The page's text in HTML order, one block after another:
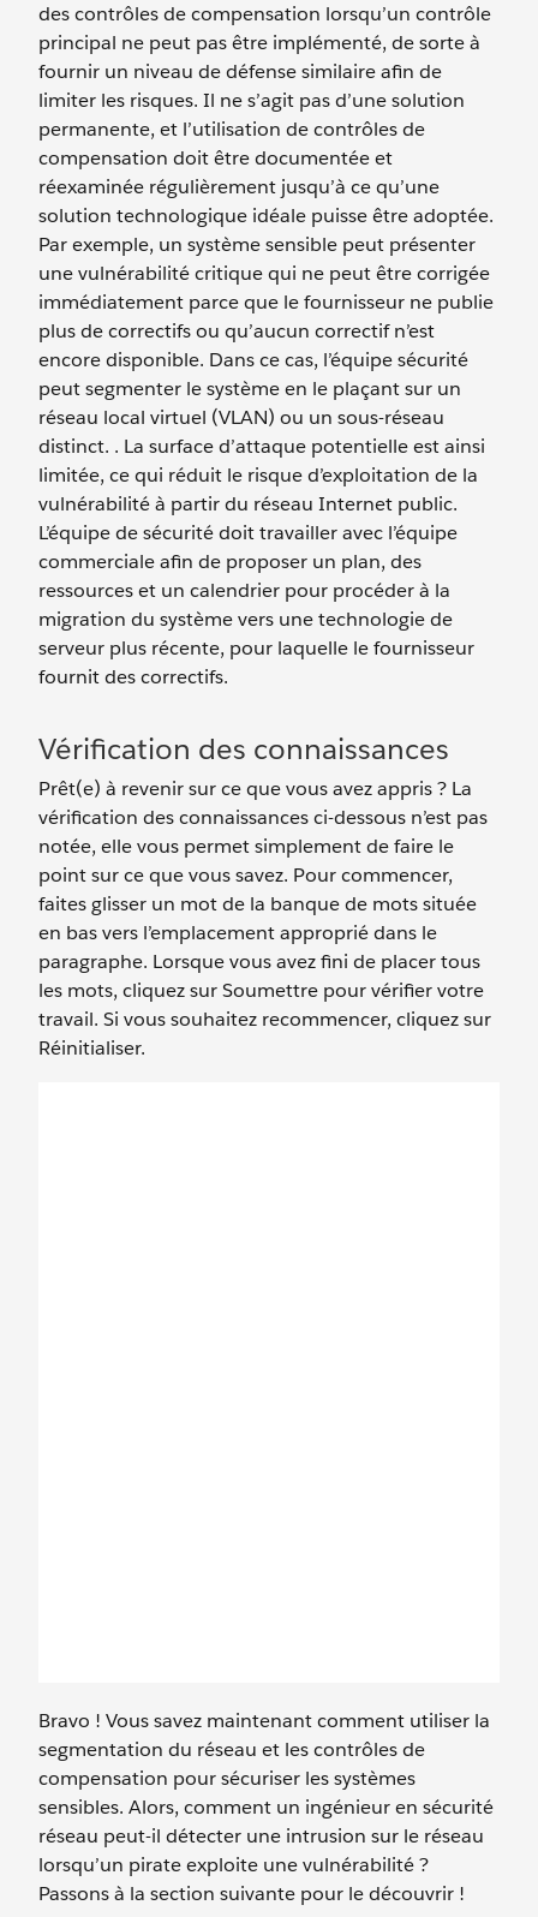
des contrôles de compensation lorsqu’un contrôle
principal ne peut pas être implémenté, de sorte à
fournir un niveau de défense similaire afin de
limiter les risques. Il ne s’agit pas d’une solution
permanente, et l’utilisation de contrôles de
compensation doit être documentée et
réexaminée régulièrement jusqu’à ce qu’une
solution technologique idéale puisse être adoptée.
Par exemple, un système sensible peut présenter
une vulnérabilité critique qui ne peut être corrigée
immédiatement parce que le fournisseur ne publie
plus de correctifs ou qu’aucun correctif n’est
encore disponible. Dans ce cas, l’équipe sécurité
peut segmenter le système en le plaçant sur un
réseau local virtuel (VLAN) ou un sous-réseau
distinct. . La surface d’attaque potentielle est ainsi
limitée, ce qui réduit le risque d’exploitation de la
vulnérabilité à partir du réseau Internet public.
L’équipe de sécurité doit travailler avec l’équipe
commerciale afin de proposer un plan, des
ressources et un calendrier pour procéder à la
migration du système vers une technologie de
serveur plus récente, pour laquelle le fournisseur
fournit des correctifs.
Vérification des connaissances
Prêt(e) à revenir sur ce que vous avez appris ? La
vérification des connaissances ci-dessous n’est pas
notée, elle vous permet simplement de faire le
point sur ce que vous savez. Pour commencer,
faites glisser un mot de la banque de mots située
en bas vers l’emplacement approprié dans le
paragraphe. Lorsque vous avez fini de placer tous
les mots, cliquez sur Soumettre pour vérifier votre
travail. Si vous souhaitez recommencer, cliquez sur
Réinitialiser.
Bravo ! Vous savez maintenant comment utiliser la
segmentation du réseau et les contrôles de
compensation pour sécuriser les systèmes
sensibles. Alors, comment un ingénieur en sécurité
réseau peut-il détecter une intrusion sur le réseau
lorsqu’un pirate exploite une vulnérabilité ?
Passons à la section suivante pour le découvrir !